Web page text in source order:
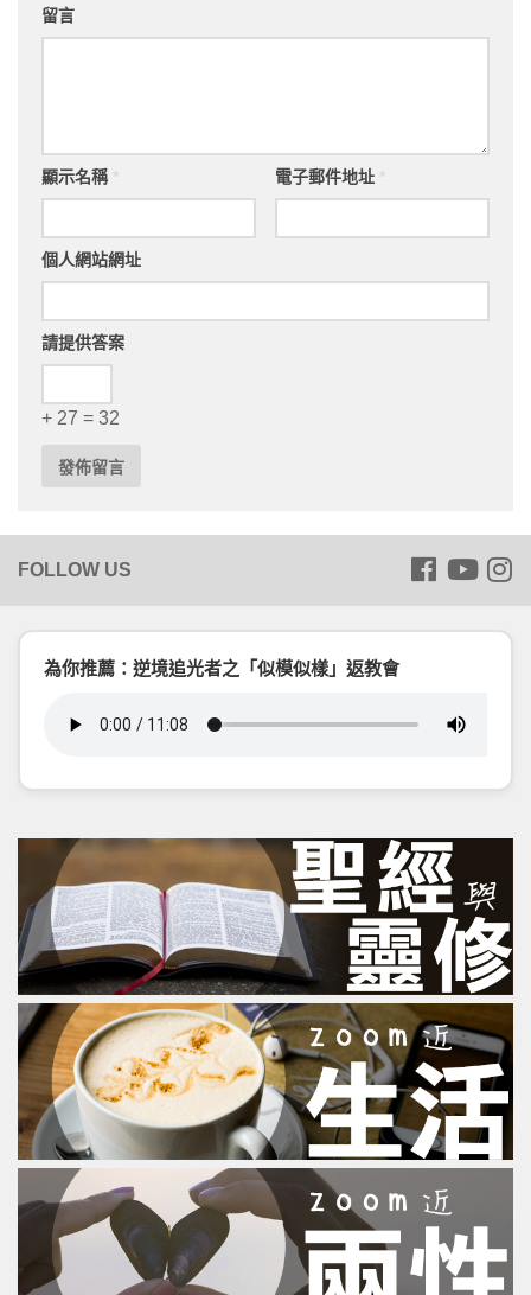
留言
顯示名稱 電子郵件地址
個人網站網址
請提供答案
+ 27 = 32
為你推薦：逆境追光者之「似模似樣」返教會